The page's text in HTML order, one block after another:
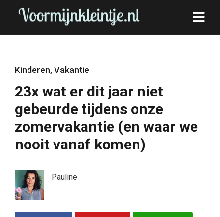
Kinderen,Vakantie
23x wat er dit jaar niet
gebeurde tijdens onze
zomervakantie (en waar we
nooit vanaf komen)
Pauline